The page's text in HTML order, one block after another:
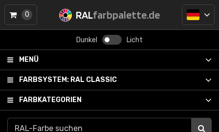
RALfarbpalette.de
Dunkel Licht
MENÜ
FARBSYSTEM: RAL CLASSIC
FARBKATEGORIEN
0